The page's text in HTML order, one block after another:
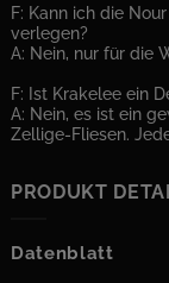
F: Kann ich die
verlegen?
A: Nein, nur für die
F: Ist Krakelee ein
A: Nein, es ist ein
Zellige-Fliesen.
PRODUKT
Datenblatt